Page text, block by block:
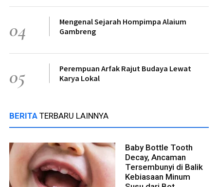
04
Mengenal Sejarah Hompimpa Alaium
Gambreng
05
Perempuan Arfak Rajut Budaya Lewat
Karya Lokal
BERITA TERBARU LAINNYA
Baby Bottle Tooth
Decay, Ancaman
Tersembunyi di Balik
Kebiasaan Minum